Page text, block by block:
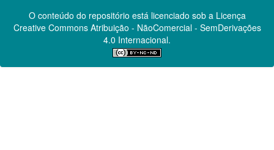
O conteúdo do repositório está licenciado sob a Licença
Creative CommonsAtribuição - NãoComercial - SemDerivações
4.0 Internacional.